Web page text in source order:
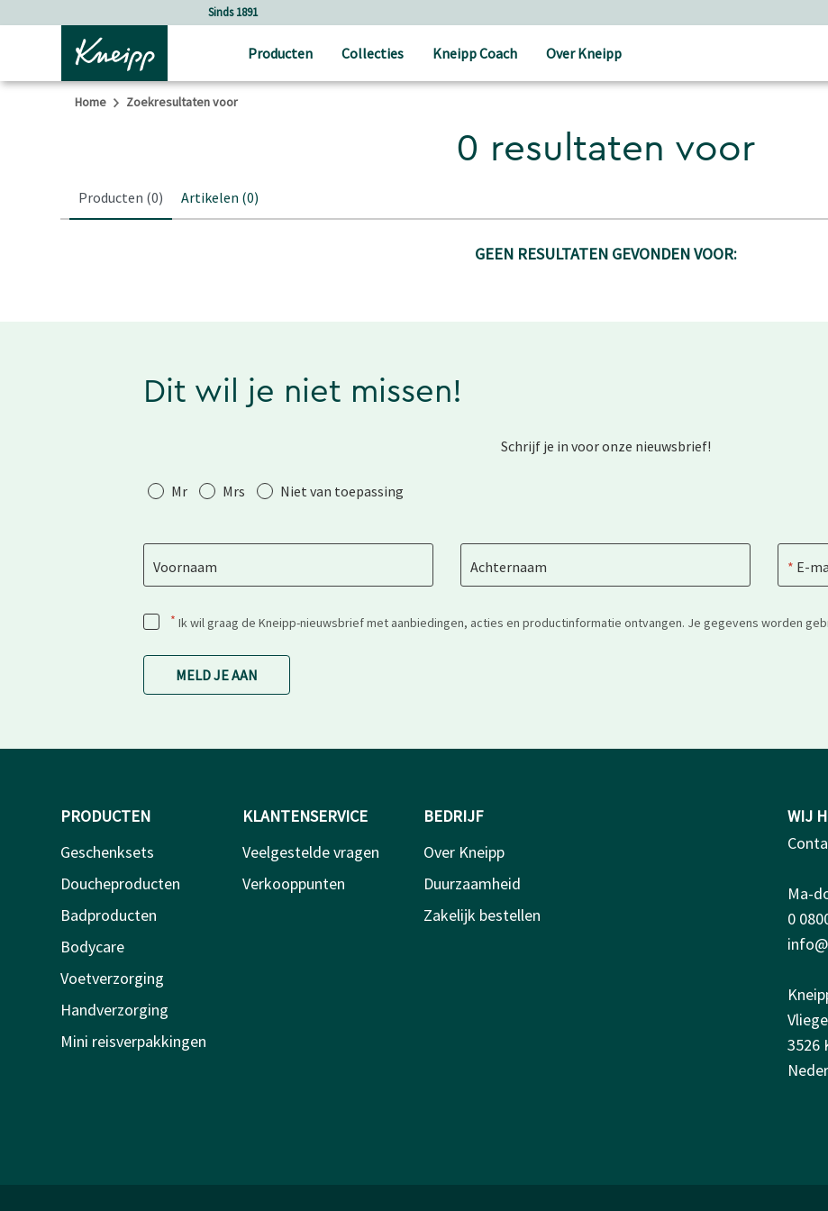
Sinds 1891
Producten Collecties Kneipp Coach Over Kneipp
Home Zoekresultaten voor
0 resultaten voor
Producten (0) Artikelen (0)
GEEN RESULTATEN GEVONDEN VOOR:
Dit wil je niet missen!
Schrijf je in voor onze nieuwsbrief!
Aanhef
Mr Mrs Niet van toepassing
Voornaam Achternaam E-
* Ik wil graag de Kneipp-nieuwsbrief met aanbiedingen, acties en productinformatie ontvangen. Je gegevens worden
MELD JE AAN
PRODUCTEN
Geschenksets
Doucheproducten
Badproducten
Bodycare
Voetverzorging
Handverzorging
Mini reisverpakkingen
KLANTENSERVICE
Veelgestelde vragen
Verkooppunten
BEDRIJF
Over Kneipp
Duurzaamheid
Zakelijk bestellen
WIJ
Ma-
0
3526